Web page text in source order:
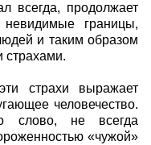
всегда, продолжает
границы,
и таким образом
страхи выражает
человечество.
слово, не всегда
«чужой»